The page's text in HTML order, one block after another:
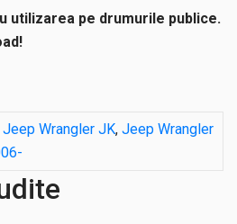
utilizarea pe drumurile publice.
Jeep Wrangler JK, Jeep Wrangler